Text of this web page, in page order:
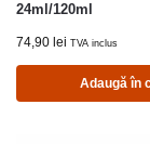
24ml/120ml
74,90 lei TVA inclus
Adaugă în